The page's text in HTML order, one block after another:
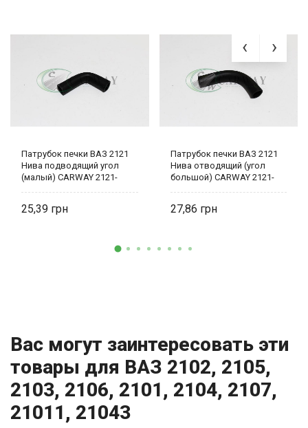
Патрубок печки ВАЗ 2121
Нива подводящий угол
(малый) CARWAY 2121-
25,39
Патрубок печки ВАЗ 2121
Нива отводящий (угол
большой) CARWAY 2121-
27,86
Вас могут заинтересовать эти
товары для ВАЗ 2102, 2105,
2103, 2106, 2101, 2104, 2107,
21011, 21043